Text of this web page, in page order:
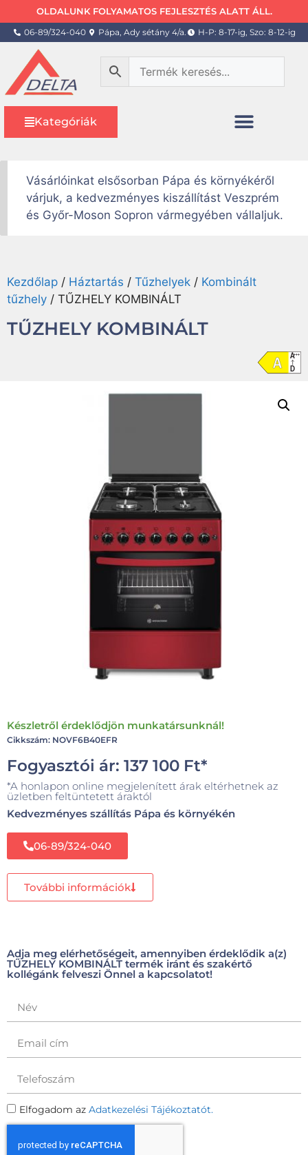
OLDALUNK FOLYAMATOS FEJLESZTÉS ALATT ÁLL.
06-89/324-040 Pápa, Ady sétány 4/a. H-P: 8-17-ig, Szo: 8-12-ig
Kategóriák
Vásárlóinkat elsősorban Pápa és környékéről
várjuk, a kedvezményes kiszállítást Veszprém
és Győr-Moson Sopron vármegyében vállaljuk.
Kezdőlap / Háztartás / Tűzhelyek / Kombinált
tűzhely / TŰZHELY KOMBINÁLT
TŰZHELY KOMBINÁLT
Készletről érdeklődjön munkatársunknál!
Cikkszám: NOVF6B40EFR
Fogyasztói ár: 137 100 Ft*
*A honlapon online megjelenített árak eltérhetnek az
üzletben feltüntetett áraktól
Kedvezményes szállítás Pápa és környékén
06-89/324-040
További információk
Adja meg elérhetőségeit, amennyiben érdeklődik a(z)
TŰZHELY KOMBINÁLT termék iránt és szakértő
kollégánk felveszi Önnel a kapcsolatot!
Elfogadom az Adatkezelési Tájékoztatót.